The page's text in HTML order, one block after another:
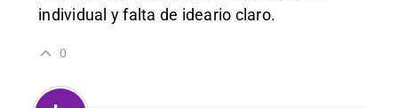
individual y falta de ideario claro.
0